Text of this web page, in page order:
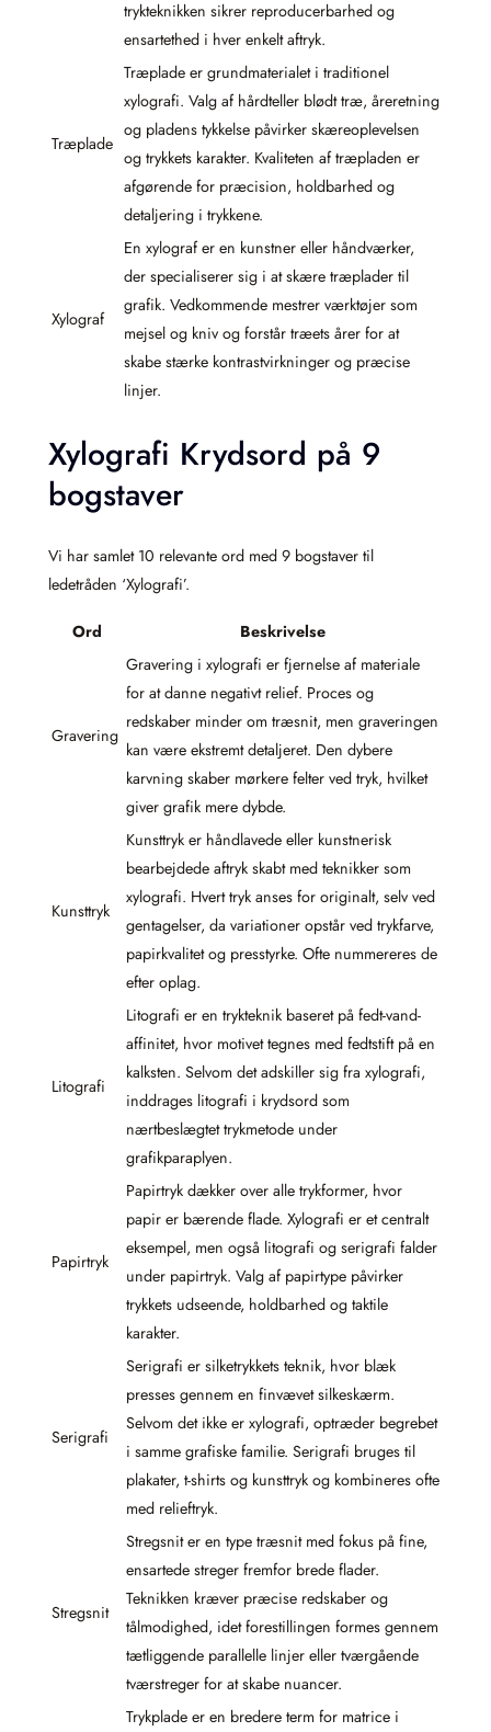
trykteknikken sikrer reproducerbarhed og
ensartethed i hver enkelt aftryk.
Træplade
Træplade er grundmaterialet i traditionel
xylografi. Valg af hårdteller blødt træ, åreretning
og pladens tykkelse påvirker skæreoplevelsen
og trykkets karakter. Kvaliteten af træpladen er
afgørende for præcision, holdbarhed og
detaljering i trykkene.
Xylograf
En xylograf er en kunstner eller håndværker,
der specialiserer sig i at skære træplader til
grafik. Vedkommende mestrer værktøjer som
mejsel og kniv og forstår træets årer for at
skabe stærke kontrastvirkninger og præcise
linjer.
Xylografi Krydsord på 9
bogstaver
Vi har samlet 10 relevante ord med 9 bogstaver til
ledetråden ‘Xylografi’.
Ord Beskrivelse
Gravering
Gravering i xylografi er fjernelse af materiale
for at danne negativt relief. Proces og
redskaber minder om træsnit, men graveringen
kan være ekstremt detaljeret. Den dybere
karvning skaber mørkere felter ved tryk, hvilket
giver grafik mere dybde.
Kunsttryk
Kunsttryk er håndlavede eller kunstnerisk
bearbejdede aftryk skabt med teknikker som
xylografi. Hvert tryk anses for originalt, selv ved
gentagelser, da variationer opstår ved trykfarve,
papirkvalitet og presstyrke. Ofte nummereres de
efter oplag.
Litografi
Litografi er en trykteknik baseret på fedt-vand-
affinitet, hvor motivet tegnes med fedtstift på en
kalksten. Selvom det adskiller sig fra xylografi,
inddrages litografi i krydsord som
nærtbeslægtet trykmetode under
grafikparaplyen.
Papirtryk
Papirtryk dækker over alle trykformer, hvor
papir er bærende flade. Xylografi er et centralt
eksempel, men også litografi og serigrafi falder
under papirtryk. Valg af papirtype påvirker
trykkets udseende, holdbarhed og taktile
karakter.
Serigrafi
Serigrafi er silketrykkets teknik, hvor blæk
presses gennem en finvævet silkeskærm.
Selvom det ikke er xylografi, optræder begrebet
i samme grafiske familie. Serigrafi bruges til
plakater, t-shirts og kunsttryk og kombineres ofte
med relieftryk.
Stregsnit
Stregsnit er en type træsnit med fokus på fine,
ensartede streger fremfor brede flader.
Teknikken kræver præcise redskaber og
tålmodighed, idet forestillingen formes gennem
tætliggende parallelle linjer eller tværgående
tværstreger for at skabe nuancer.
Trykplade er en bredere term for matrice i